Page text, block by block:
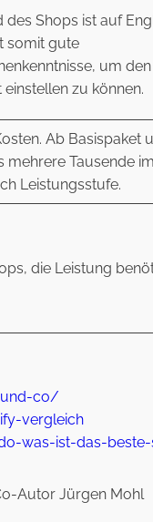
des Shops ist auf
somit gute
um den
zu können.
Ab Basispaket
mehrere Tausende im
Leistungsstufe.
die Leistung
co/
vergleich
was-ist-das-
Autor Jürgen Mohl